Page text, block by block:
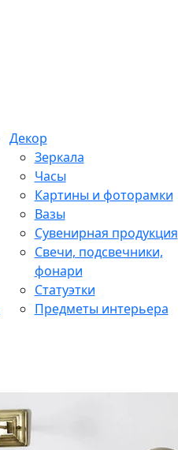
Декор
Зеркала
Часы
Картины и фоторамки
Вазы
Сувенирная продукция
Свечи, подсвечники,
фонари
Статуэтки
Предметы интерьера